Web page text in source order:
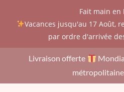
Fait main en
Vacances jusqu'au 17 Août,
par ordre d'arrivée
Livraison offerte